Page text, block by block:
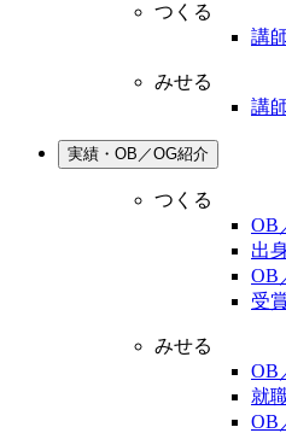
つくる
講
みせる
講
実績・OB／OG紹介
つくる
OB
出
OB
受
みせる
OB
就
OB